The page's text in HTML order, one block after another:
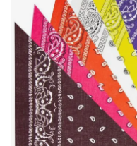
galería
de
imágenes.